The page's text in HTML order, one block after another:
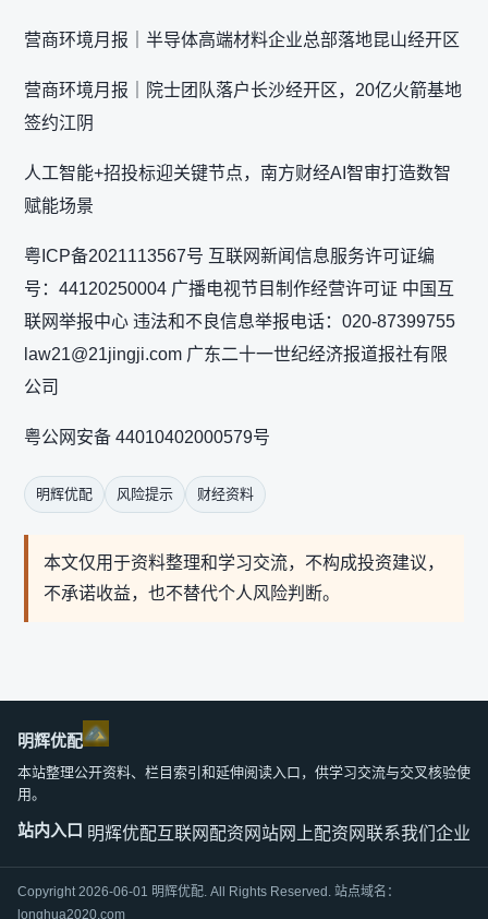
营商环境月报｜半导体高端材料企业总部落地昆山经开区
营商环境月报｜院士团队落户长沙经开区，20亿火箭基地
签约江阴
人工智能+招投标迎关键节点，南方财经AI智审打造数智
赋能场景
粤ICP备2021113567号 互联网新闻信息服务许可证编
号：44120250004 广播电视节目制作经营许可证 中国互
联网举报中心 违法和不良信息举报电话：020-87399755
law21@21jingji.com 广东二十一世纪经济报道报社有限
公司
粤公网安备 44010402000579号
明辉优配 风险提示 财经资料
本文仅用于资料整理和学习交流，不构成投资建议，
不承诺收益，也不替代个人风险判断。
明辉优配
本站整理公开资料、栏目索引和延伸阅读入口，供学习交流与交叉核验使
用。
站内入口 明辉优配互联网配资网站网上配资网联系我们 企业
Copyright 2026-06-01 明辉优配. All Rights Reserved. 站点域名：
longhua2020.com